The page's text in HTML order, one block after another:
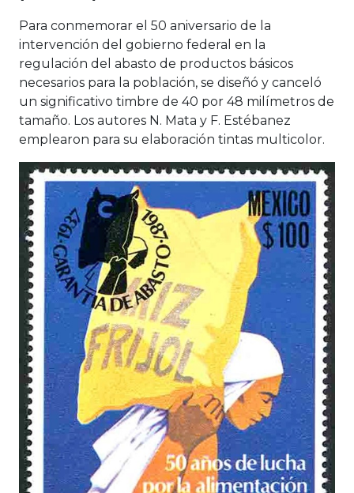
Para conmemorar el 50 aniversario de la
intervención del gobierno federal en la
regulación del abasto de productos básicos
necesarios para la población, se diseñó y canceló
un significativo timbre de 40 por 48 milímetros de
tamaño. Los autores N. Mata y F. Estébanez
emplearon para su elaboración tintas multicolor.